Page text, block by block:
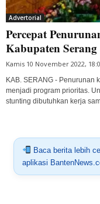
Advertorial
Percepat
Kabupaten
Kamis 10 November 2022,
KAB. SERANG - Penurunan
menjadi program prioritas.
stunting dibutuhkan kerja
Baca berita lebih
aplikasi